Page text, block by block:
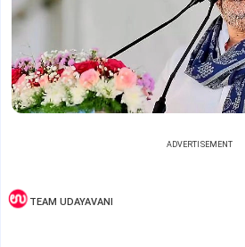
ADVERTISEMENT
TEAM UDAYAVANI